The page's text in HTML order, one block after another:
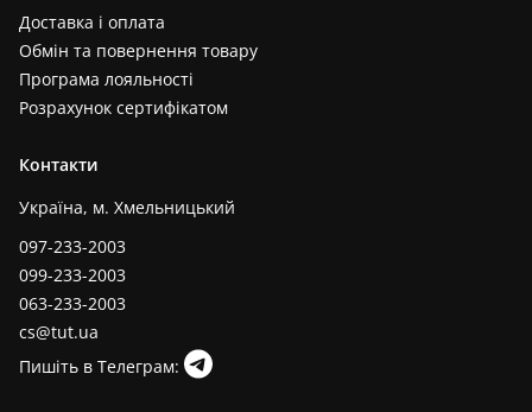
Доставка і оплата
Обмін та повернення товару
Програма лояльності
Розрахунок сертифікатом
Контакти
Україна, м. Хмельницький
097-233-2003
099-233-2003
063-233-2003
cs@tut.ua
Пишіть в Телеграм: